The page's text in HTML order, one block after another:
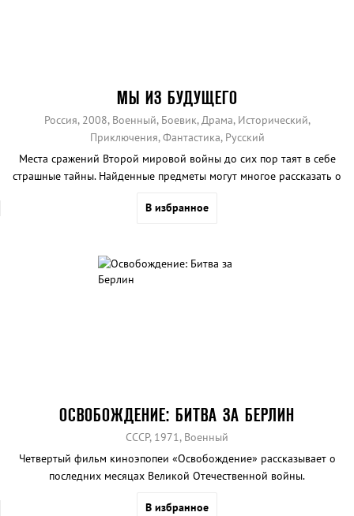
МЫ ИЗ БУДУЩЕГО
Россия, 2008, Военный, Боевик, Драма, Исторический,
Приключения, Фантастика, Русский
Места сражений Второй мировой войны до сих пор таят в себе
страшные тайны. Найденные предметы могут многое рассказать о
В избранное
ОСВОБОЖДЕНИЕ: БИТВА ЗА БЕРЛИН
СССР, 1971, Военный
Четвертый фильм киноэпопеи «Освобождение» рассказывает о
последних месяцах Великой Отечественной войны.
В избранное